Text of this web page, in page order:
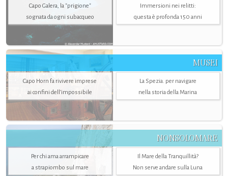
Capo Galera, la "prigione"
sognata da ogni subacqueo
Immersioni nei relitti:
questa è profonda 150 anni
MUSEI
Capo Horn fa rivivere imprese
ai confini dell’impossibile
La Spezia. per navigare
nella storia della Marina
NONSOLOMARE
Per chi ama arrampicare
a strapiombo sul mare
Il Mare della Tranquillità?
Non serve andare sulla Luna